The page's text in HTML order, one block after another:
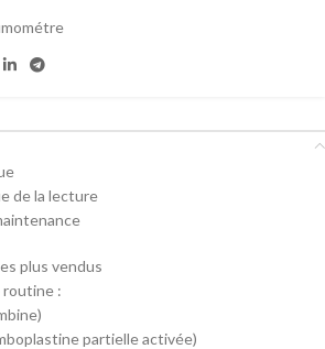
de la lecture
plus vendus
routine :
partielle activée)